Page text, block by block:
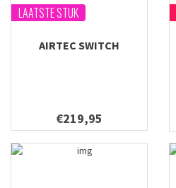
LAATSTE STUK
AIRTEC SWITCH
€219,95